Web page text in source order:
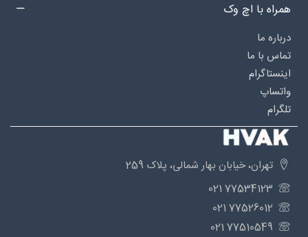
همراه با اچ وک
درباره‌ ما
تماس با ما
اینستاگرام
واتساپ
تلگرام
تهران، خیابان بهار شمالی، پلاک 259
77534123 021
77526012 021
77510549 021